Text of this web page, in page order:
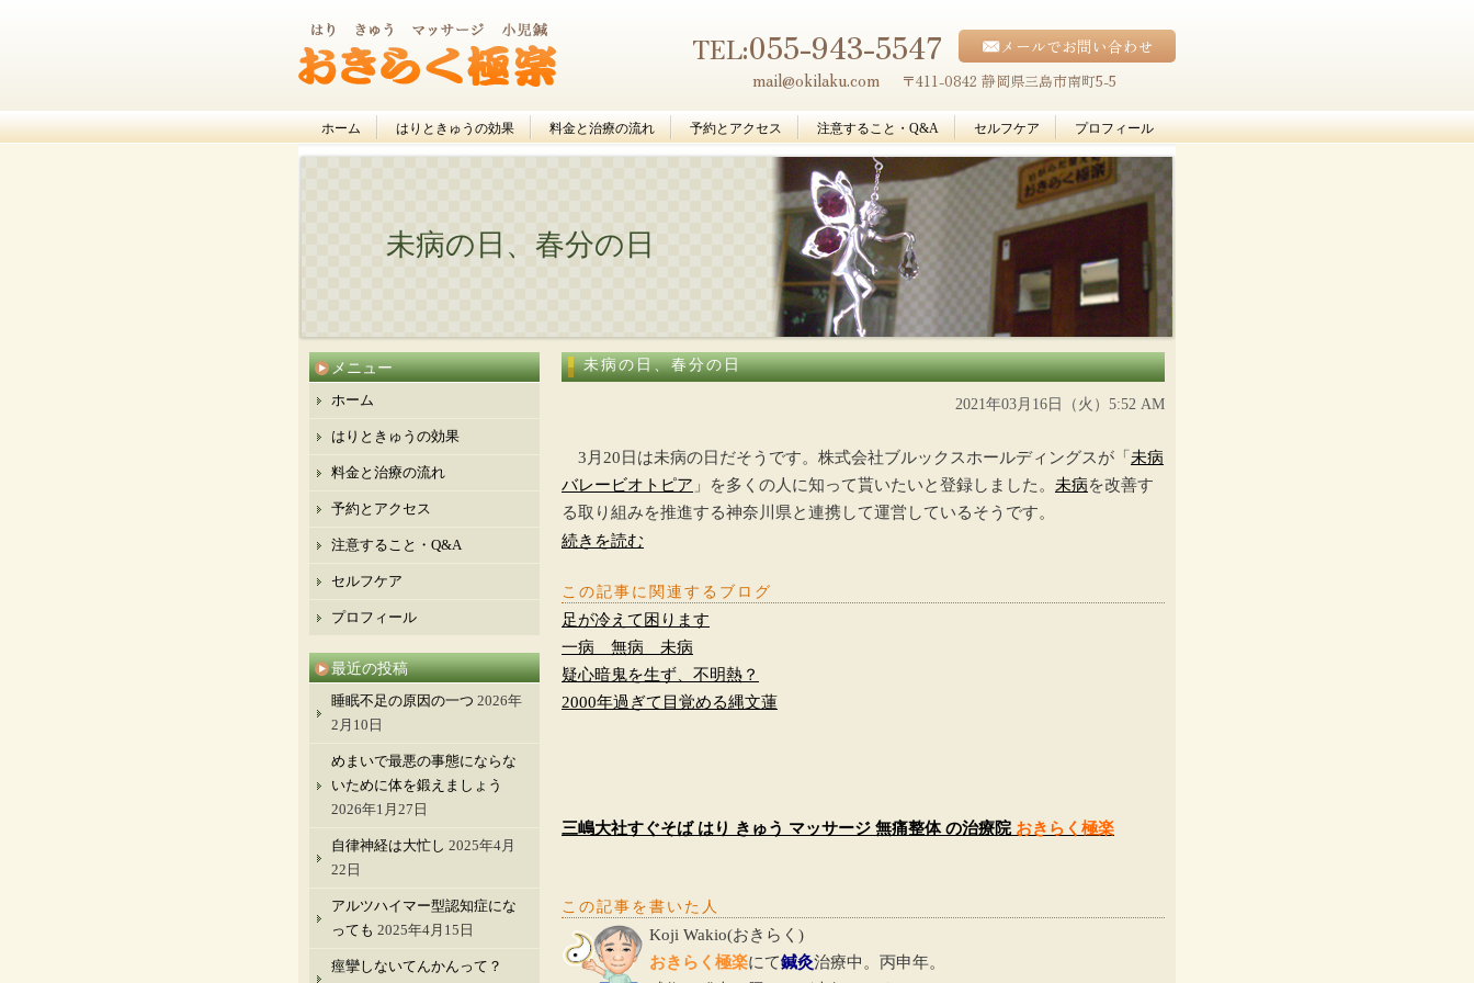
TEL:055-943-5547 メールでお問い合わせ
mail@okilaku.com 〒411-0842 静岡県三島市南町5-5
ホーム はりときゅうの効果 料金と治療の流れ 予約とアクセス 注意すること・Q&A セルフケア プロフィール
未病の日、春分の日
未病の日、春分の日
2021年03月16日（火）5:52 AM
3月20日は未病の日だそうです。株式会社ブルックスホールディングスが「 未病
バレービオトピア 」を多くの人に知って貰いたいと登録しました。 未病を改善す
る取り組みを推進する神奈川県と連携して運営しているそうです。
続きを読む
この記事に関連するブログ
足が冷えて困ります
一病 無病 未病
疑心暗鬼を生ず、不明熱？
2000年過ぎて目覚める縄文蓮
三嶋大社すぐそば はり きゅう マッサージ 無痛整体 の治療院 おきらく極楽
この記事を書いた人
Koji Wakio(おきらく )
おきらく極楽にて鍼灸治療中。丙申年。
メニュー
ホーム
はりときゅうの効果
料金と治療の流れ
予約とアクセス
注意すること・Q&A
セルフケア
プロフィール
最近の投稿
睡眠不足の原因の一つ 2026年
2月10日
めまいで最悪の事態にならな
いために体を鍛えましょう
2026年1月27日
自律神経は大忙し 2025年4月
22日
アルツハイマー型認知症にな
っても 2025年4月15日
痙攣しないてんかんって？